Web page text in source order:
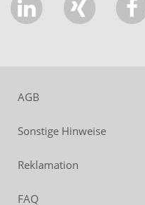
AGB
Sonstige Hinweise
Reklamation
FAQ